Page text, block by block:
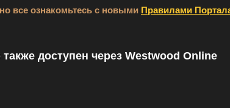
все ознакомьтесь с новыми Правилами
доступен через Westwood Online